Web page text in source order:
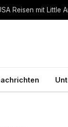
Reisen mit Little